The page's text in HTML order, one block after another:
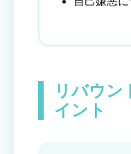
リバウン
イント